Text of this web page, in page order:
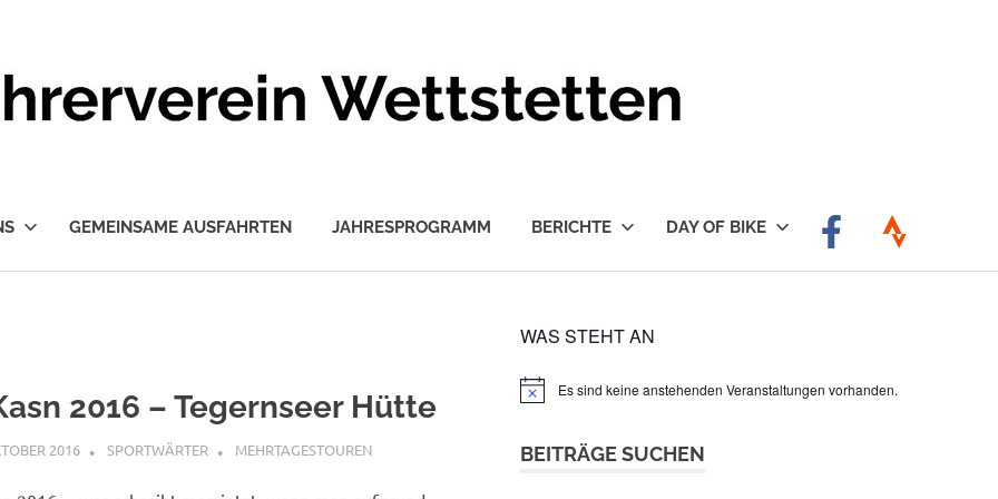
GEMEINSAME AUSFAHRTEN JAHRESPROGRAMM BERICHTE DAY OF BIKE
2016 – Tegernseer Hütte
2016 SPORTWÄRTER MEHRTAGESTOUREN
WAS STEHT AN
HinweisEs sind keine anstehenden Veranstaltungen vorhanden.
BEITRÄGE SUCHEN